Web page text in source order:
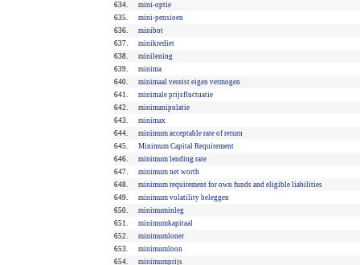
634.
mini-optie
635.
mini-pensioen
636.
minibot
637.
minikrediet
638.
minilening
639.
minima
640.
minimaal vereist eigen vermogen
641.
minimale prijsfluctuatie
642.
minimanipulatie
643.
minimax
644.
minimum acceptable rate of return
645.
Minimum Capital Requirement
646.
minimum lending rate
647.
minimum net worth
648.
minimum requirement for own funds and eligible liabilities
649.
minimum volatility beleggen
650.
minimuminleg
651.
minimumkapitaal
652.
minimumloner
653.
minimumloon
654.
minimumprijs